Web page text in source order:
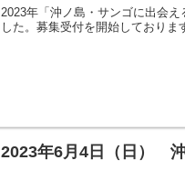
2023年「沖ノ島・サンゴに出会
した。募集受付を開始しておりま
2023年6月4日（日）